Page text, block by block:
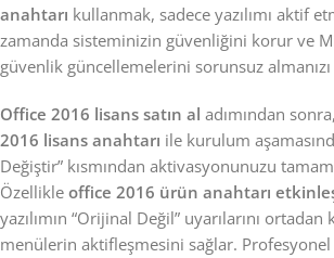
anahtarı kullanmak, sadece yazılımı aktif
zamanda sisteminizin güvenliğini korur ve
güvenlik güncellemelerini sorunsuz almanızı
Office 2016 lisans satın al adımından
2016 lisans anahtarı ile kurulum
Değiştir” kısmından aktivasyonunuzu
Özellikle office 2016 ürün anahtarı
yazılımın “Orijinal Değil” uyarılarını
menülerin aktifleşmesini sağlar. Profesyonel